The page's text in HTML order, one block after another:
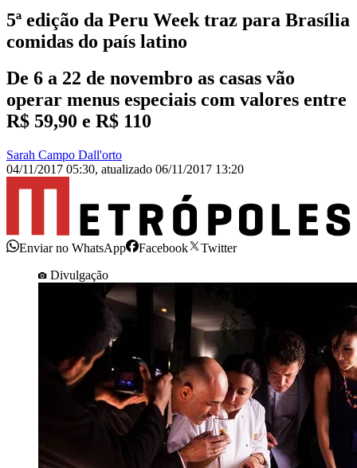
5ª edição da Peru Week traz para Brasília
comidas do país latino
De 6 a 22 de novembro as casas vão
operar menus especiais com valores entre
R$ 59,90 e R$ 110
Sarah Campo Dall'orto
04/11/2017 05:30, atualizado 06/11/2017 13:20
Enviar no WhatsApp Facebook
Twitter
Divulgação